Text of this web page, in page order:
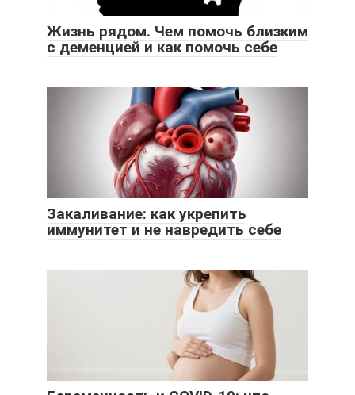
Жизнь рядом. Чем помочь близким
с деменцией и как помочь себе
Закаливание: как укрепить
иммунитет и не навредить себе